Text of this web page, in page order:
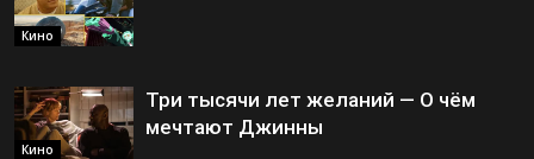
Кино
Кино
Три тысячи лет желаний — О чём
мечтают Джинны